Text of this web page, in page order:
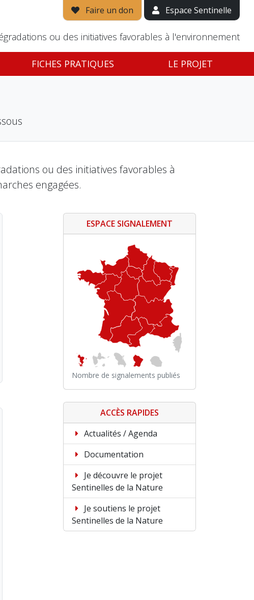
Faire un don Espace Sentinelle
ou des initiatives favorables à l'environnement
FICHES PRATIQUES LE PROJET
ou des initiatives favorables à
engagées.
ESPACE SIGNALEMENT
Nombre de signalements publiés
ACCÈS RAPIDES
Actualités / Agenda
Documentation
Je découvre le projet
Sentinelles de la Nature
Je soutiens le projet
Sentinelles de la Nature